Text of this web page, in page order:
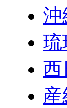
沖
琉
西